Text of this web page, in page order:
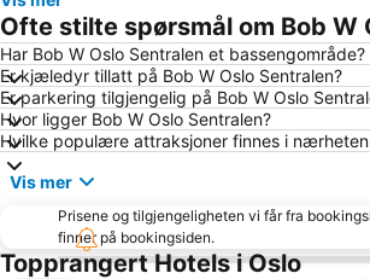
Ofte stilte spørsmål om Bob W
Har Bob W Oslo Sentralen et bassengområde?
Er kjæledyr tillatt på Bob W Oslo Sentralen?
Er parkering tilgjengelig på Bob W Oslo
Hvor ligger Bob W Oslo Sentralen?
Hvilke populære attraksjoner finnes i nærheten
Vis mer
Prisene og tilgjengeligheten vi får fra
finner på bookingsiden.
Topprangert Hotels i Oslo